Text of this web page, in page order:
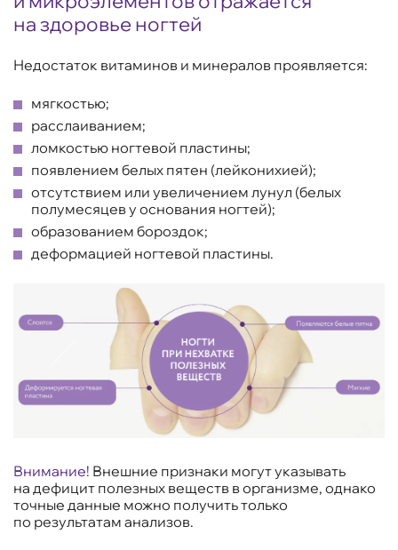
на здоровье ногтей
Недостаток витаминов и минералов проявляется:
мягкостью;
расслаиванием;
ломкостью ногтевой пластины;
появлением белых пятен (лейконихией);
отсутствием или увеличением лунул (белых
полумесяцев у основания ногтей);
образованием бороздок;
деформацией ногтевой пластины.
Внимание! Внешние признаки могут указывать
на дефицит полезных веществ в организме, однако
точные данные можно получить только
по результатам анализов.